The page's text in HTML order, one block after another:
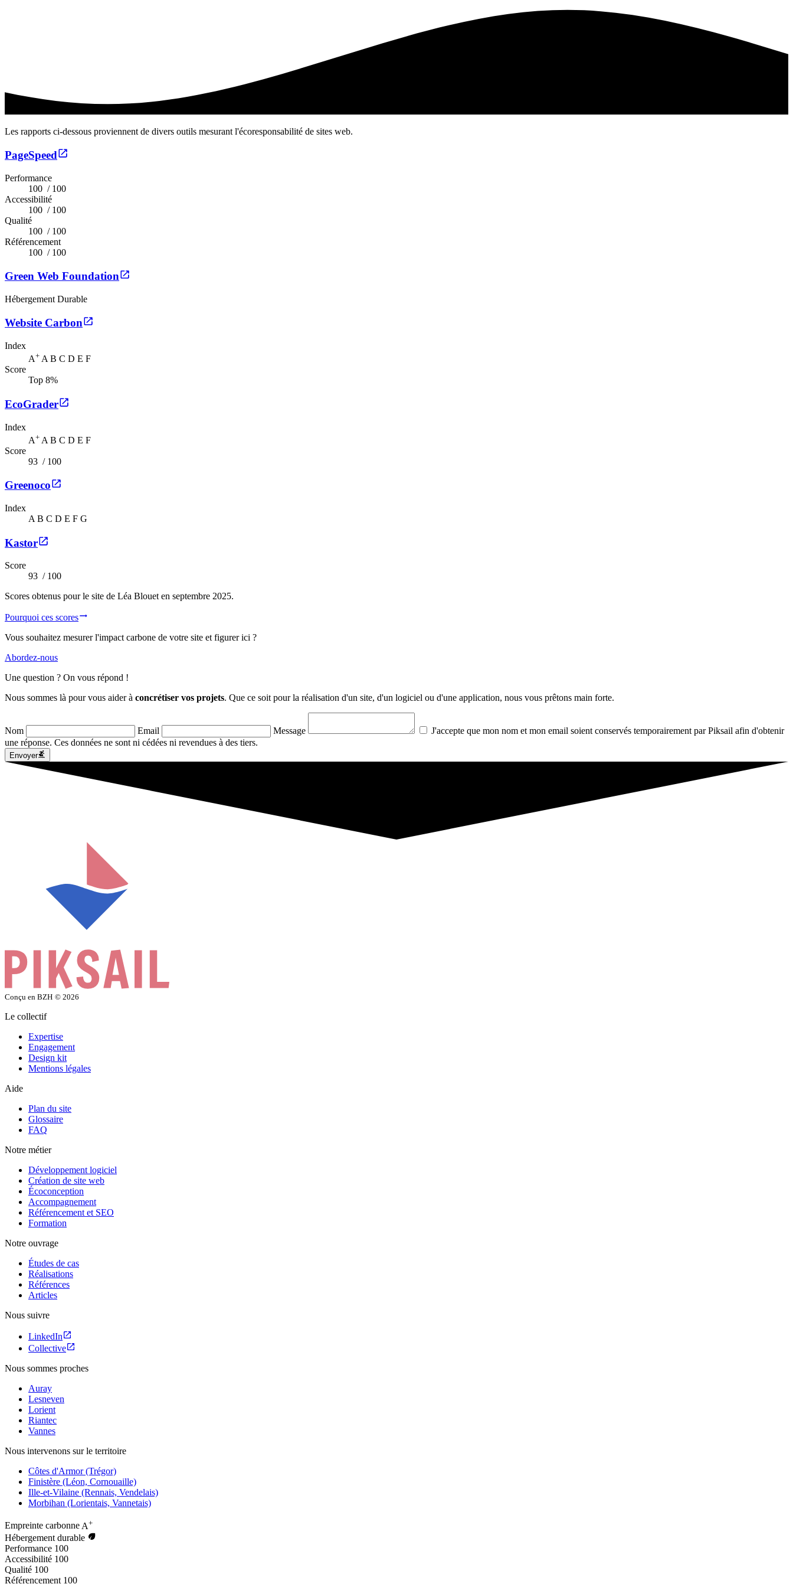
Les rapports ci-dessous proviennent de divers outils mesurant l'écoresponsabilité de sites web.
PageSpeed
Performance
100 / 100
Accessibilité
100 / 100
Qualité
100 / 100
Référencement
100 / 100
Green Web Foundation
Hébergement Durable
Website Carbon
Index
A+ AB C D E F
Score
Top 8%
EcoGrader
Index
A+ A B C D E F
Score
93 / 100
Greenoco
Index
A B C D E F G
Kastor
Score
93 / 100
Scores obtenus pour le site de Léa Blouet en septembre 2025.
Pourquoi ces scores
Vous souhaitez mesurer l'impact carbone de votre site et figurer ici ?
Abordez-nous
Une question ? On vous répond !
Nous sommes là pour vous aider à concrétiser vos projets. Que ce soit pour la réalisation d'un site, d'un logiciel ou d'une application, nous vous prêtons main forte.
Nom Email Message
J'accepte que mon nom et mon email soient conservés temporairement par Piksail afin d'obtenir
une réponse. Ces données ne sont ni cédées ni revendues à des tiers.
Envoyer
Conçu en BZH © 2026
Le collectif
Expertise
Engagement
Design kit
Mentions légales
Aide
Plan du site
Glossaire
FAQ
Notre métier
Développement logiciel
Création de site web
Écoconception
Accompagnement
Référencement et SEO
Formation
Notre ouvrage
Études de cas
Réalisations
Références
Articles
Nous suivre
LinkedIn
Collective
Nous sommes proches
Auray
Lesneven
Lorient
Riantec
Vannes
Nous intervenons sur le territoire
Côtes d'Armor (Trégor)
Finistère (Léon, Cornouaille)
Ille-et-Vilaine (Rennais, Vendelais)
Morbihan (Lorientais, Vannetais)
Empreinte carbonne A+
Hébergement durable
Performance 100
Accessibilité 100
Qualité 100
Référencement 100